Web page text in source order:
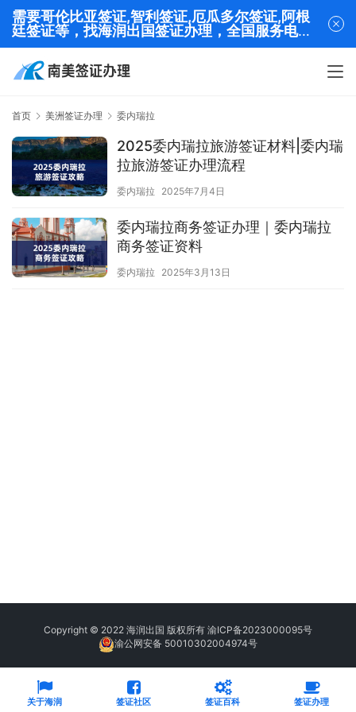
首页 美洲签证办理 委内瑞拉
2025委内瑞拉旅游签证材料|委内瑞
拉旅游签证办理流程
委内瑞拉 2025年7月4日
委内瑞拉商务签证办理｜委内瑞拉
商务签证资料
委内瑞拉 2025年3月13日
Copyright © 2022 海润出国 版权所有 渝ICP备2023000095号
渝公网安备 50010302004974号
关于海润 签证社区 签证百科 签证办理
需要哥伦比亚签证,智利签证,厄瓜多尔签证,阿根
廷签证等，找海润出国签证办理，全国服务电话
13320282001